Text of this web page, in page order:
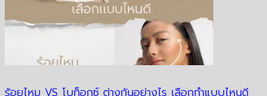
ร้อยไหม VS โบท็อกซ์ ต่างกันอย่างไร เลือกทำแบบไหนดี